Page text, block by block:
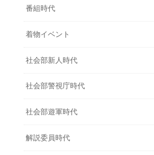
番組時代
着物イベント
社会部新人時代
社会部警視庁時代
社会部遊軍時代
解説委員時代